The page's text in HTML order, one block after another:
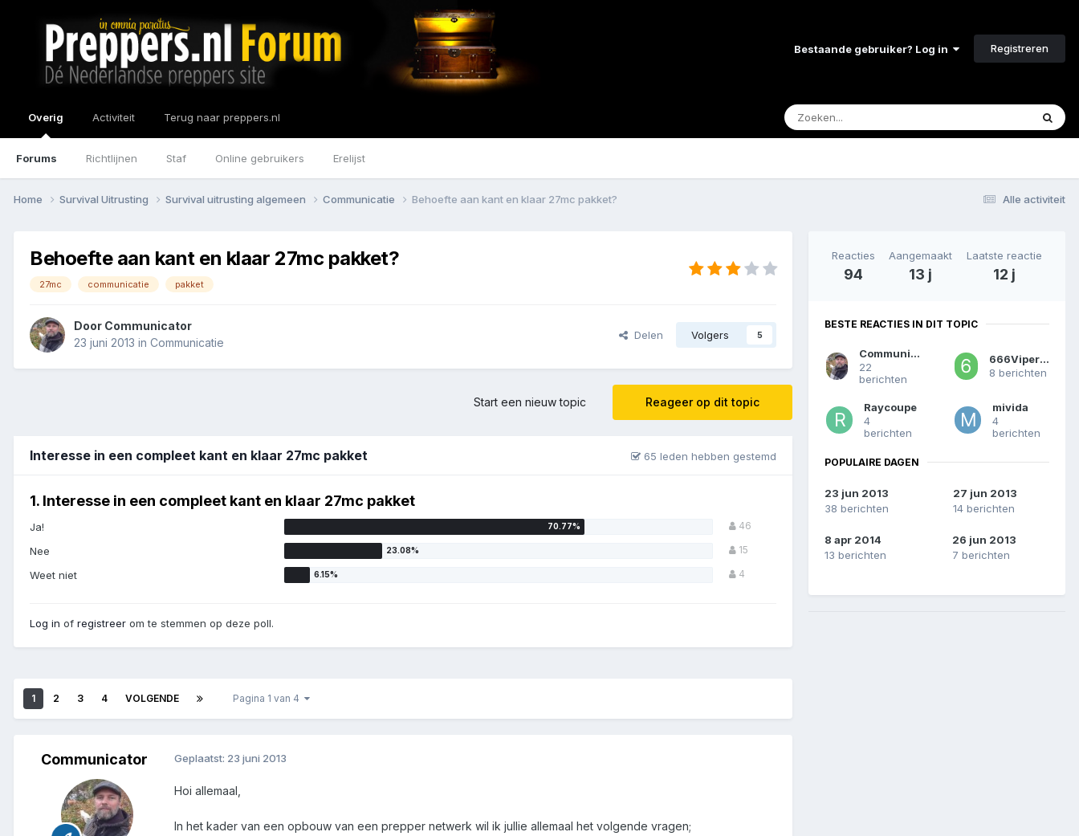
Bestaande gebruiker? Log in Registreren
Overig
Forums Richtlijnen Staf Online gebruikers Erelijst
Activiteit Terug naar preppers.nl
Alle activiteit
Home Survival Uitrusting Survival uitrusting algemeen Communicatie Behoefte aan kant en klaar 27mc pakket?
Behoefte aan kant en klaar 27mc pakket?
27mc communicatie pakket
Door Communicator
23 juni 2013 in Communicatie
Delen Volgers 5
Reageer op dit topic
Start een nieuw topic
Interesse in een compleet kant en klaar 27mc pakket 65 leden hebben gestemd
1. Interesse in een compleet kant en klaar 27mc pakket
Ja! 46
Nee 15
Weet niet 4
Log in of registreer om te stemmen op deze poll.
1 2 3 4 VOLGENDE Pagina 1 van 4
Communicator Geplaatst: 23 juni 2013
Hoi allemaal,
In het kader van een opbouw van een prepper netwerk wil ik jullie allemaal het volgende vragen;
Reacties
94
Aangemaakt
13 j
Laatste reactie
12 j
BESTE REACTIES IN DIT TOPIC
Communicator
22
berichten
666Viper666
8 berichten
Raycoupe
4
berichten
mivida
4
berichten
POPULAIRE DAGEN
23 jun 2013
38 berichten
27 jun 2013
14 berichten
8 apr 2014
13 berichten
26 jun 2013
7 berichten